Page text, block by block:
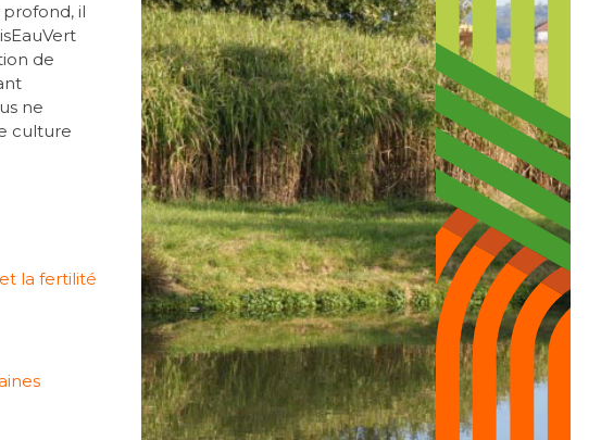
il
de
ne
culture
la fertilité